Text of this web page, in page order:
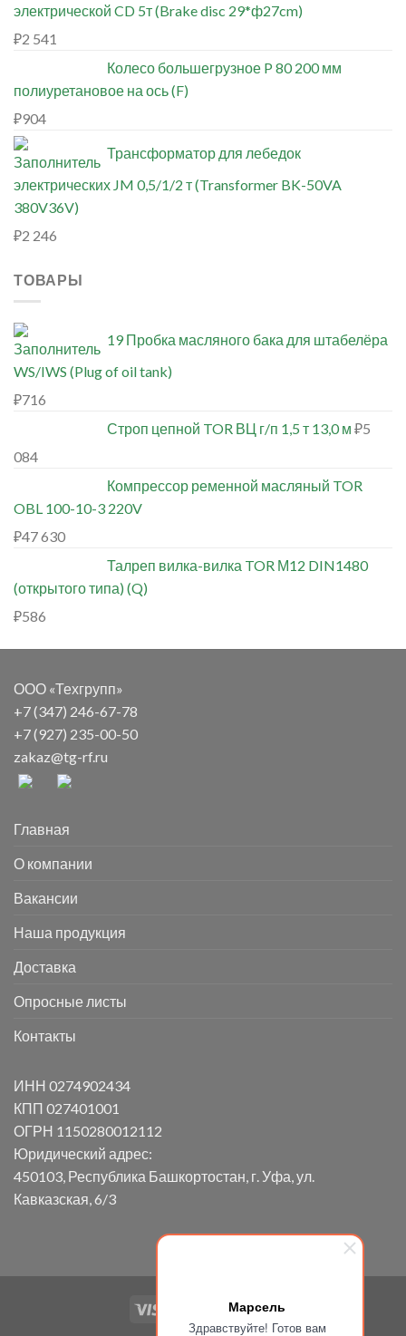
Марсель
Здравствуйте! Готов вам
электрической CD 5т (Brake disc 29*ф27cm)
₽2 541
Колесо большегрузное P 80 200 мм
полиуретановое на ось (F)
₽904
Трансформатор для лебедок
электрических JM 0,5/1/2 т (Transformer BK-50VA
380V36V)
₽2 246
ТОВАРЫ
19 Пробка масляного бака для штабелёра
WS/IWS (Plug of oil tank)
₽716
Строп цепной TOR ВЦ г/п 1,5 т 13,0 м ₽5
084
Компрессор ременной масляный TOR
OBL 100-10-3 220V
₽47 630
Талреп вилка-вилка TOR М12 DIN1480
(открытого типа) (Q)
₽586
ООО «Техгрупп»
+7 (347) 246-67-78
+7 (927) 235-00-50
zakaz@tg-rf.ru
Главная
О компании
Вакансии
Наша продукция
Доставка
Опросные листы
Контакты
ИНН 0274902434
КПП 027401001
ОГРН 1150280012112
Юридический адрес:
450103, Республика Башкортостан, г. Уфа, ул.
Кавказская, 6/3